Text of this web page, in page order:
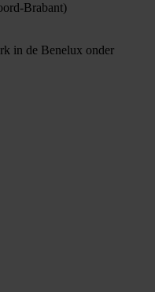
Brabant)
in de Benelux onder